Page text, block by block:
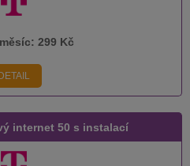
299 Kč
DETAIL
internet 50 s instalací